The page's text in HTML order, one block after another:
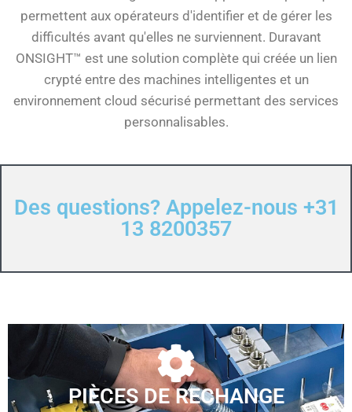
permettent aux opérateurs d'identifier et de gérer les
difficultés avant qu'elles ne surviennent. Duravant
ONSIGHT™ est une solution complète qui créée un lien
crypté entre des machines intelligentes et un
environnement cloud sécurisé permettant des services
personnalisables.
Des questions? Appelez-nous +31
13 8200357
PIÈCES DE RECHANGE